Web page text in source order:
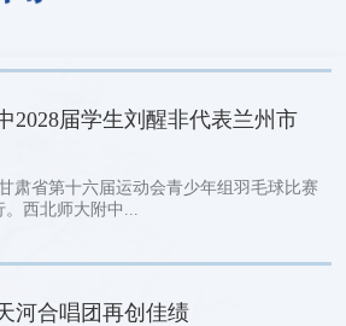
2028届学生刘醒非代表兰州市
肃省第十六届运动会青少年组羽毛球比赛
西北师大附中...
河合唱团再创佳绩